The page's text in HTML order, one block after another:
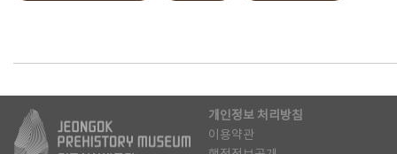
개인정보 처리방침
이용약관